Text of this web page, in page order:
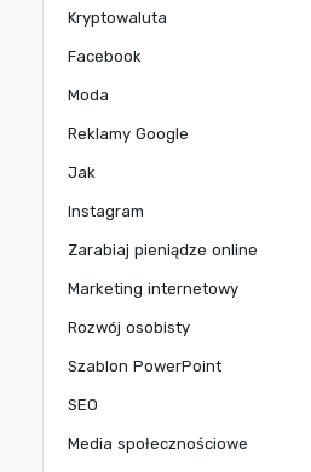
Kryptowaluta
Facebook
Moda
Reklamy Google
Jak
Instagram
Zarabiaj pieniądze online
Marketing internetowy
Rozwój osobisty
Szablon PowerPoint
SEO
Media społecznościowe